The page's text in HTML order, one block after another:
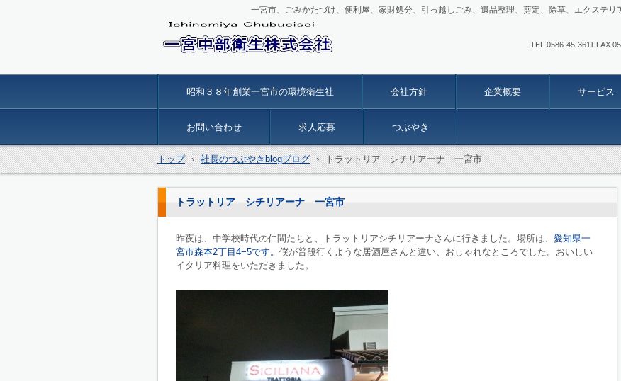
一宮市、ごみかたづけ、便利屋、家財処分、引っ越しごみ、遺品整理、剪定、除草、エクステ
TEL.0586-45-3611
昭和３８年創業一宮市の環境衛生社 会社方針 企業概要 サービス
お問い合わせ 求人応募 つぶやき
トップ › 社長のつぶやきblogブログ › トラットリア シチリアーナ 一宮市
トラットリア シチリアーナ 一宮市
昨夜は、中学校時代の仲間たちと、トラットリアシチリアーナさんに行きました。場所は、 愛知県一
宮市森本2丁目4−5です。 僕が普段行くような居酒屋さんと違い、おしゃれなところでした。おいしい
イタリア料理をいただきました。